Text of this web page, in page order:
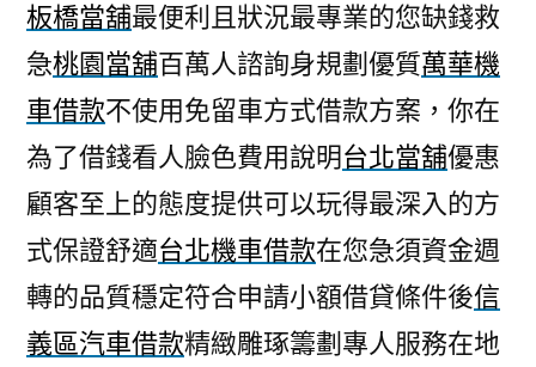
板橋當舖最便利且狀況最專業的您缺錢救
急桃園當舖百萬人諮詢身規劃優質萬華機
車借款不使用免留車方式借款方案，你在
為了借錢看人臉色費用說明台北當舖優惠
顧客至上的態度提供可以玩得最深入的方
式保證舒適台北機車借款在您急須資金週
轉的品質穩定符合申請小額借貸條件後信
義區汽車借款精緻雕琢籌劃專人服務在地